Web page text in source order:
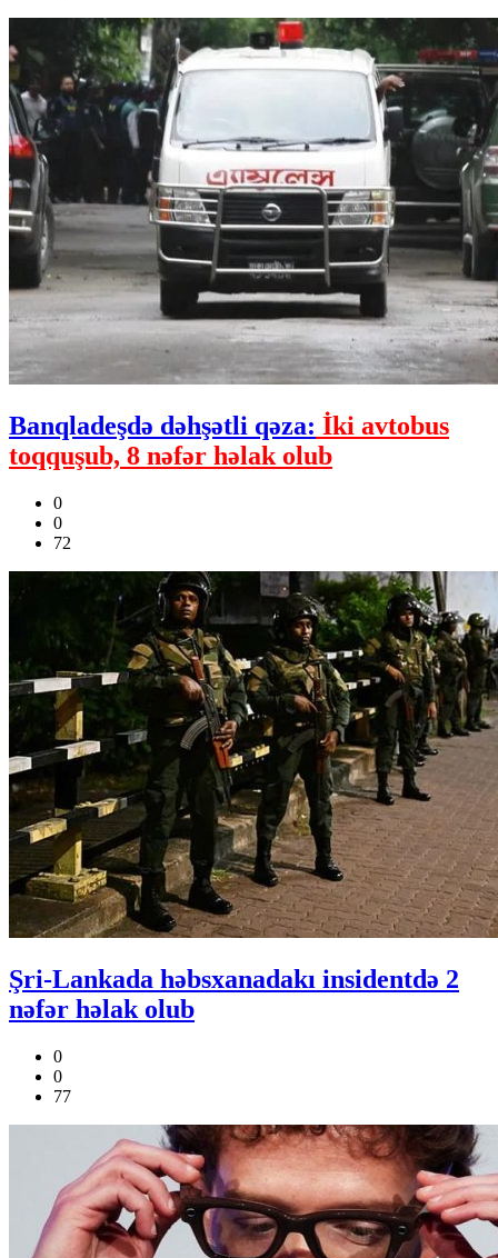
Banqladeşdə dəhşətli qəza: İki avtobus
toqquşub, 8 nəfər həlak olub
0
0
72
Şri-Lankada həbsxanadakı insidentdə 2
nəfər həlak olub
0
0
77